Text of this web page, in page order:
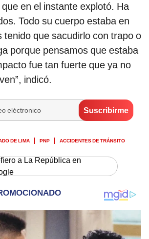
en el instante explotó. Ha
Todo su cuerpo estaba en
tenido que sacudirlo con trapo o
porque pensamos que estaba
fue tan fuerte que ya no
indicó.
DE LIMA PNP ACCIDENTES DE TRÁNSITO
a La República en